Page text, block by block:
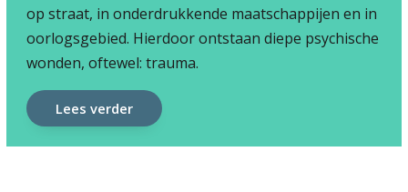
op straat, in onderdrukkende maatschappijen en in
oorlogsgebied. Hierdoor ontstaan diepe psychische
wonden, oftewel: trauma.
Lees verder